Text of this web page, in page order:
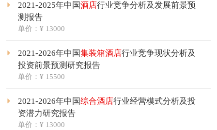
2021-2025年中国酒店行业竞争分析及发展前景预
测报告
单价：¥ 13000
2021-2026年中国集装箱酒店行业竞争现状分析及
投资前景预测研究报告
单价：¥ 15500
2021-2026年中国综合酒店行业经营模式分析及投
资潜力研究报告
单价：¥ 13000